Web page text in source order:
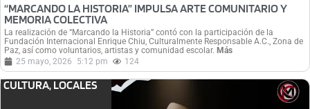
“MARCANDO LA HISTORIA” IMPULSA ARTE COMUNITARIO Y
MEMORIA COLECTIVA
La realización de “Marcando la Historia” contó con la participación de la
Fundación Internacional Enrique Chiu, Culturalmente Responsable A.C., Zona de
Paz, así como voluntarios, artistas y comunidad escolar. Más
25 mayo, 2026
5:12 pm 124
CULTURA, LOCALES